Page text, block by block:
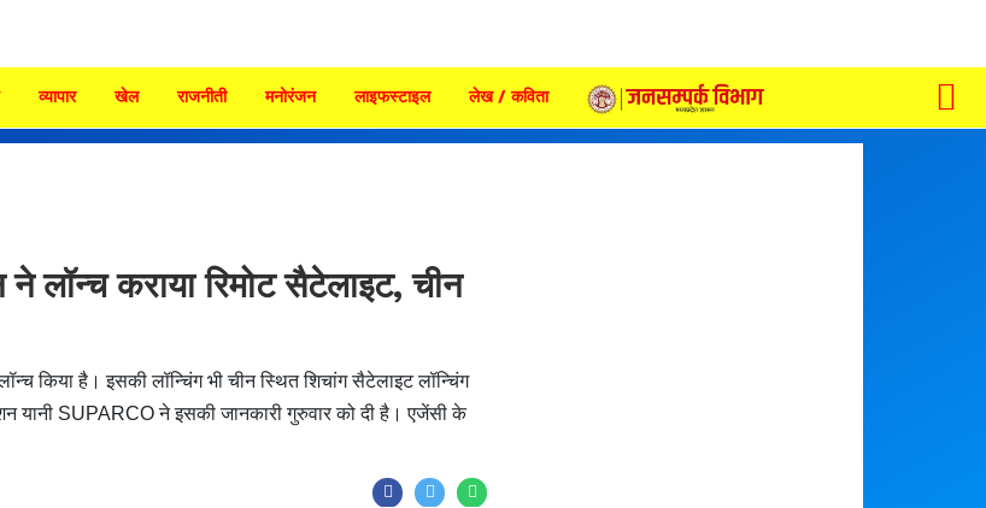
व्यापार खेल राजनीती मनोरंजन लाइफस्टाइल लेख / कविता
लॉन्च कराया रिमोट सैटेलाइट, चीन
किया है। इसकी लॉन्चिंग भी चीन स्थित शिचांग सैटेलाइट लॉन्चिंग
यानी SUPARCO ने इसकी जानकारी गुरुवार को दी है। एजेंसी के